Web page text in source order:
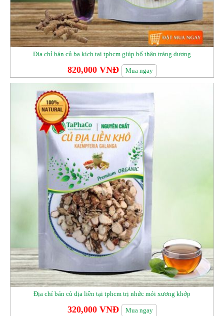
Địa chỉ bán củ ba kích tại tphcm giúp bổ thận tráng dương
820,000 VNĐ Mua ngay
Địa chỉ bán củ địa liền tại tphcm trị nhức mỏi xương khớp
320,000 VNĐ Mua ngay